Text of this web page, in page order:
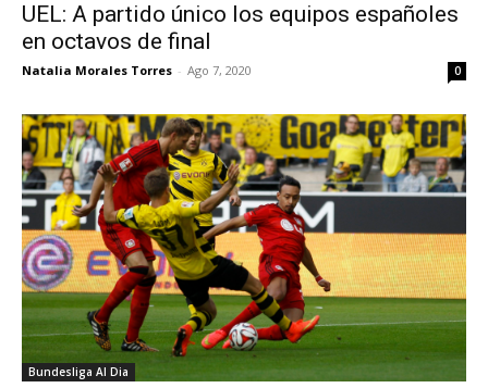
UEL: A partido único los equipos españoles
en octavos de final
Natalia Morales Torres - Ago 7, 2020 0
Bundesliga Al Dia